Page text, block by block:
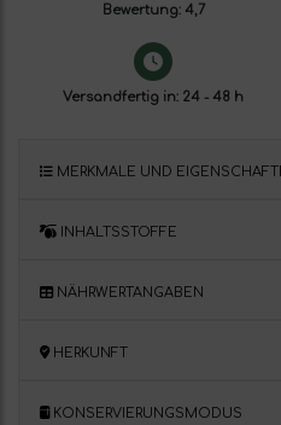
Bewertung: 4,7
Versandfertig in: 24 - 48 h
MERKMALE UND
INHALTSSTOFFE
NÄHRWERTANGABEN
HERKUNFT
KONSERVIERUNGSMODUS